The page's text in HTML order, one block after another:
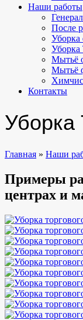
Наши работы
После
Уборка
Мытьё
Мытьё
Контакты
Главная » Наши
Примеры
центрах и